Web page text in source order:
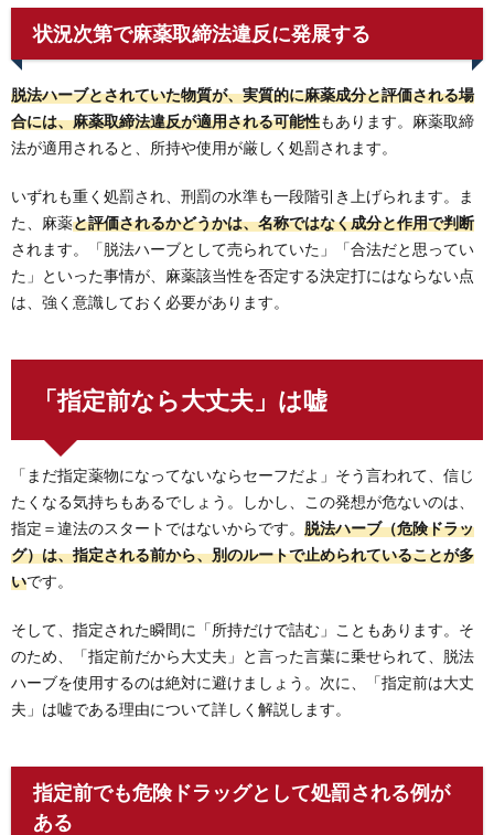
状況次第で麻薬取締法違反に発展する
脱法ハーブとされていた物質が、実質的に麻薬成分と評価される場
合には、麻薬取締法違反が適用される可能性もあります。麻薬取締
法が適用されると、所持や使用が厳しく処罰されます。
いずれも重く処罰され、刑罰の水準も一段階引き上げられます。ま
た、麻薬と評価されるかどうかは、名称ではなく成分と作用で判断
されます。「脱法ハーブとして売られていた」「合法だと思ってい
た」といった事情が、麻薬該当性を否定する決定打にはならない点
は、強く意識しておく必要があります。
「指定前なら大丈夫」は嘘
「まだ指定薬物になってないならセーフだよ」そう言われて、信じ
たくなる気持ちもあるでしょう。しかし、この発想が危ないのは、
指定＝違法のスタートではないからです。 脱法ハーブ（危険ドラッ
グ）は、指定される前から、別のルートで止められていることが多
いです。
そして、指定された瞬間に「所持だけで詰む」こともあります。そ
のため、「指定前だから大丈夫」と言った言葉に乗せられて、脱法
ハーブを使用するのは絶対に避けましょう。次に、「指定前は大丈
夫」は嘘である理由について詳しく解説します。
指定前でも危険ドラッグとして処罰される例が
ある